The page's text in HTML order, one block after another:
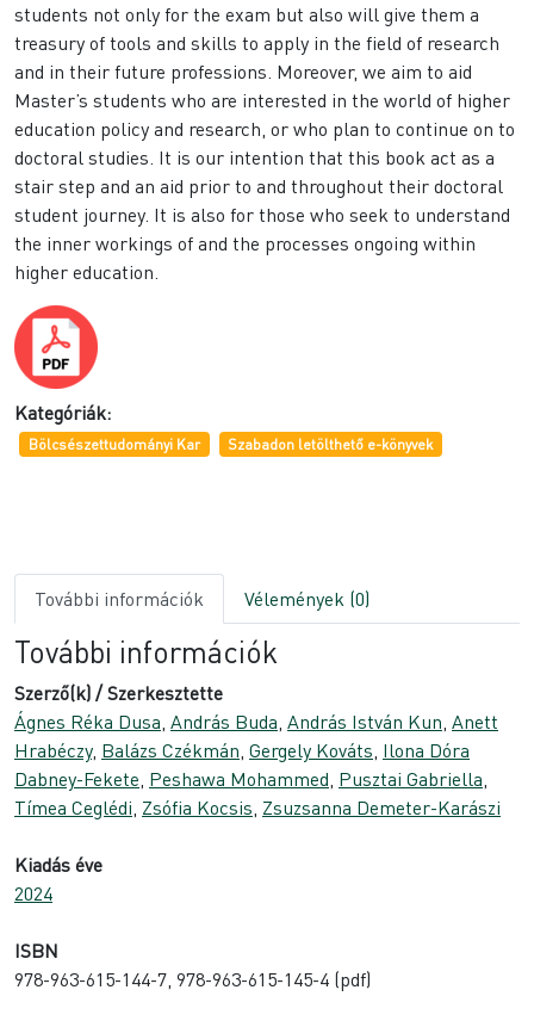
students not only for the exam but also will give them a
treasury of tools and skills to apply in the field of research
and in their future professions. Moreover, we aim to aid
Master’s students who are interested in the world of higher
education policy and research, or who plan to continue on to
doctoral studies. It is our intention that this book act as a
stair step and an aid prior to and throughout their doctoral
student journey. It is also for those who seek to understand
the inner workings of and the processes ongoing within
higher education.
Kategóriák:
Bölcsészettudományi Kar Szabadon letölthető e-könyvek
További információk Vélemények (0)
További információk
Szerző(k) / Szerkesztette
Ágnes Réka Dusa András Buda András István Kun Anett
Hrabéczy, Balázs Czékmán Gergely Kováts Ilona Dóra
Dabney-Fekete Peshawa Mohammed Pusztai Gabriella
Tímea Ceglédi Zsófia Kocsis Zsuzsanna Demeter-Karászi
Kiadás éve
2024
ISBN
978-963-615-144-7, 978-963-615-145-4 (pdf)